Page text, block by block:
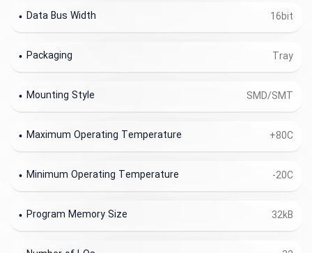
16bit
Data Bus Width
Tray
Packaging
SMD/SMT
Mounting Style
+80C
Maximum Operating Temperature
-20C
Minimum Operating Temperature
32kB
Program Memory Size